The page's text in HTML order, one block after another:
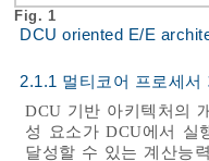
Fig. 1
DCU oriented E/E
2.1.1 멀티코어 프로세서
DCU 기반 아키텍처의
성 요소가 DCU에서 실
달성할 수 있는 계산능